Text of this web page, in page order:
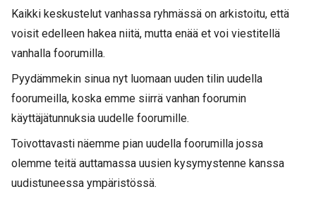
Kaikki keskustelut vanhassa ryhmässä on arkistoitu, että
voisit edelleen hakea niitä, mutta enää et voi viestitellä
vanhalla foorumilla.
Pyydämmekin sinua nyt luomaan uuden tilin uudella
foorumeilla, koska emme siirrä vanhan foorumin
käyttäjätunnuksia uudelle foorumille.
Toivottavasti näemme pian uudella foorumilla jossa
olemme teitä auttamassa uusien kysymystenne kanssa
uudistuneessa ympäristössä.